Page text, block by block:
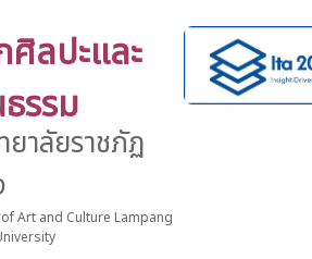
ศิลปะและ
รรม
ยาลัยราชภัฏ
Art and Culture Lampang